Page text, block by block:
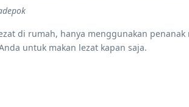
di rumah, hanya menggunakan
untuk makan lezat kapan saja.